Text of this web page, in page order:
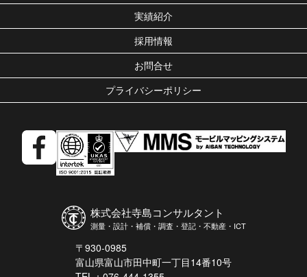
株式会社寺島コンサルタント
測量・設計・補償・調査・登記・不動産・ICT
〒930-0985
富山県富山市田中町一丁目14番10号
実績紹介
採用情報
お問合せ
プライバシーポリシー